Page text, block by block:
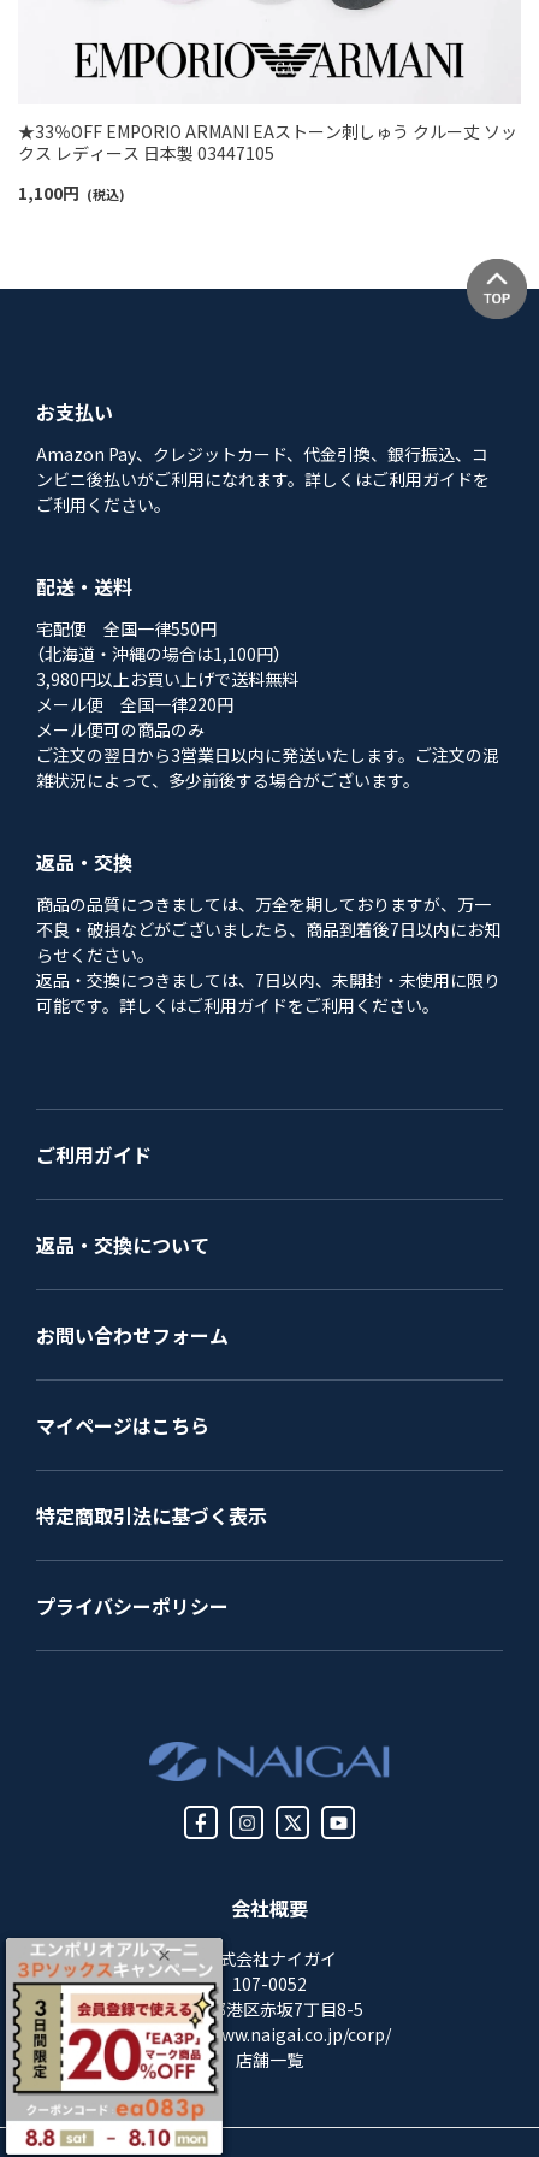
★33％OFF EMPORIO ARMANI EAストーン刺しゅう クルー丈 ソッ
クス レディース 日本製 03447105
1,100円 (税込)
会社概要
株式会社ナイガイ
107-0052
東京都港区赤坂7丁目8-5
https://www.naigai.co.jp/corp/
店舗一覧
お支払い
Amazon Pay、クレジットカード、代金引換、銀行振込、コ
ンビニ後払いがご利用になれます。詳しくはご利用ガイドを
ご利用ください。
配送・送料
宅配便 全国一律550円
（北海道・沖縄の場合は1,100円）
3,980円以上お買い上げで送料無料
メール便 全国一律220円
メール便可の商品のみ
ご注文の翌日から3営業日以内に発送いたします。ご注文の混
雑状況によって、多少前後する場合がございます。
返品・交換
商品の品質につきましては、万全を期しておりますが、万一
不良・破損などがございましたら、商品到着後7日以内にお知
らせください。
返品・交換につきましては、7日以内、未開封・未使用に限り
可能です。詳しくはご利用ガイドをご利用ください。
ご利用ガイド
返品・交換について
お問い合わせフォーム
マイページはこちら
特定商取引法に基づく表示
プライバシーポリシー